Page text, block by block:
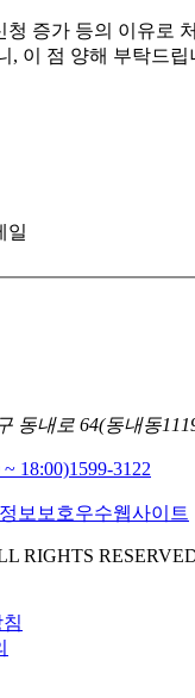
청 증가 등의 이유로
, 이 점 양해 부탁드립
일
동내로 64(동내동
18:00)1599-3122
RIGHTS